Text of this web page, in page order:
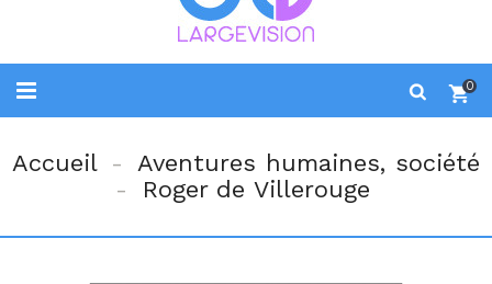
0
Accueil
Aventures humaines, société
Roger de Villerouge